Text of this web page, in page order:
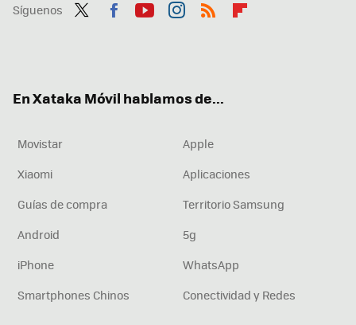
Síguenos
En Xataka Móvil hablamos de...
Movistar
Apple
Xiaomi
Aplicaciones
Guías de compra
Territorio Samsung
Android
5g
iPhone
WhatsApp
Smartphones Chinos
Conectividad y Redes